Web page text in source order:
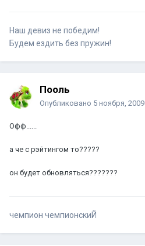
Наш девиз не победим!
Будем ездить без пружин!
Пооль
Опубликовано 5 ноября, 2009
Офф......
а че с рэйтингом то?????
он будет обновляться???????
чемпион чемпионскиЙ